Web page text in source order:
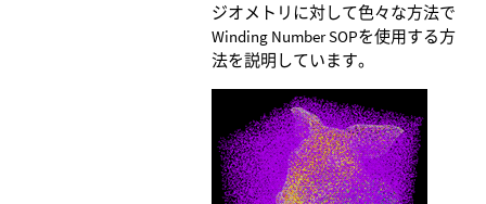
ジオメトリに対して色々な方法で
Winding Number SOPを使用する方
法を説明しています。